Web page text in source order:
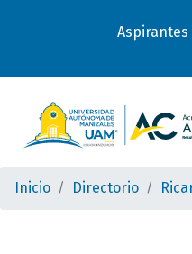
Aspirantes
Inicio Directorio